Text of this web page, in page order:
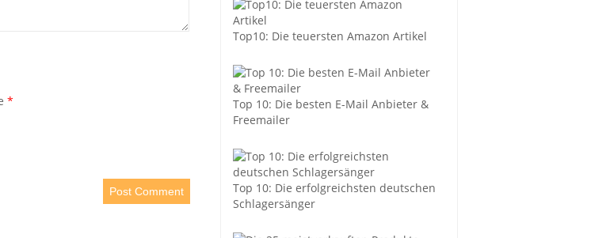
*
Top10: Die teuersten Amazon Artikel
Top 10: Die besten E-Mail Anbieter &
Freemailer
Top 10: Die erfolgreichsten deutschen
Schlagersänger